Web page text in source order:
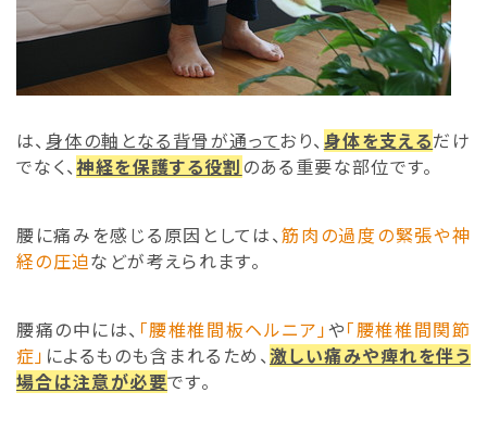
は、 身体の軸となる背骨が通っており、 身体を支えるだけ
でなく、神経を保護する役割 のある重要な部位です。
腰に痛みを感じる原因としては、筋肉の過度の緊張や神
経の圧迫などが考えられます。
腰痛の中には、 「腰椎椎間板ヘルニア」や「腰椎椎間関節
症」 によるものも含まれるため、激しい痛みや痺れを伴う
場合は注意が必要です。